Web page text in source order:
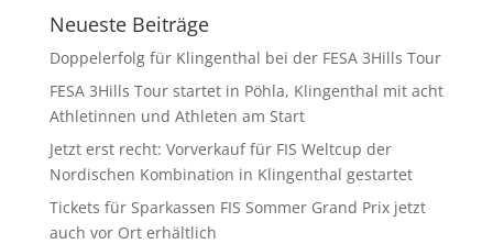
Neueste Beiträge
Doppelerfolg für Klingenthal bei der FESA 3Hills Tour
FESA 3Hills Tour startet in Pöhla, Klingenthal mit acht
Athletinnen und Athleten am Start
Jetzt erst recht: Vorverkauf für FIS Weltcup der
Nordischen Kombination in Klingenthal gestartet
Tickets für Sparkassen FIS Sommer Grand Prix jetzt
auch vor Ort erhältlich